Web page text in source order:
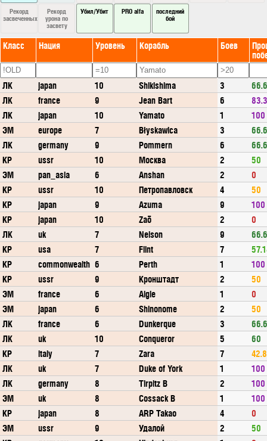
Рекорд
засвеченных
Рекорд
урона по
засвету
Убил/Убит PRO alfa
последний
бой
Класс Нация Уровень Корабль Боев
ЛК japan 10 Shikishima 3
ЛК
france 9 Jean Bart 6
ЛК
japan 10 Yamato 1
100
ЭМ
europe 7 Błyskawica 3
ЛК
germany 9 Pommern 6
КР
ussr 10 Москва 2
50
ЭМ
pan_asia 6 Anshan 2
0
КР
ussr 10 Петропавловск 4
50
КР
japan 9 Azuma 9
100
КР
japan 10 Zaō 2
0
ЛК
uk 7 Nelson 9
КР
usa 7 Flint 7
КР
commonwealth 6 Perth 1
100
КР
ussr 9 Кронштадт 2
50
ЭМ
france 6 Aigle 1
0
ЭМ
japan 6 Shinonome 2
50
ЛК
france 6 Dunkerque 3
ЛК
uk 10 Conqueror 5
60
КР
italy 7 Zara 7
ЛК
uk 7 Duke of York 1
100
ЛК
germany 8 Tirpitz B 2
100
ЭМ
uk 8 Cossack B 1
100
КР
japan 8 ARP Takao 4
0
ЭМ
ussr 9 Удалой 2
50